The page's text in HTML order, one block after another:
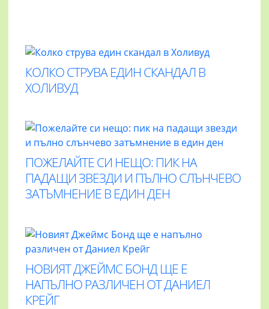
КОЛКО СТРУВА ЕДИН СКАНДАЛ В
ХОЛИВУД
ПОЖЕЛАЙТЕ СИ НЕЩО: ПИК НА
ПАДАЩИ ЗВЕЗДИ И ПЪЛНО СЛЪНЧЕВО
ЗАТЪМНЕНИЕ В ЕДИН ДЕН
НОВИЯТ ДЖЕЙМС БОНД ЩЕ Е
НАПЪЛНО РАЗЛИЧЕН ОТ ДАНИЕЛ
КРЕЙГ